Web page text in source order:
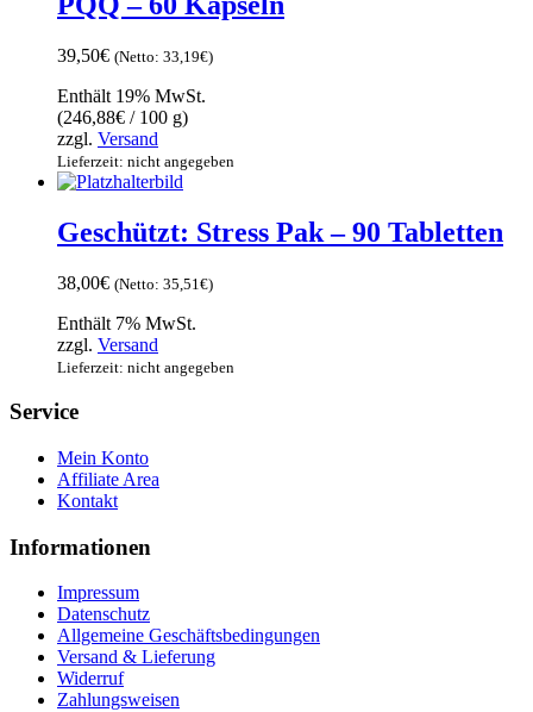
39,50€ (Netto: 33,19€)
Enthält 19% MwSt.
(246,88€ / 100 g)
zzgl. Versand
Lieferzeit: nicht angegeben
Geschützt: Stress Pak – 90 Tabletten
38,00€ (Netto: 35,51 €)
Enthält 7% MwSt.
zzgl. Versand
Lieferzeit: nicht angegeben
Service
Mein Konto
Affiliate Area
Kontakt
Informationen
Impressum
Datenschutz
Allgemeine Geschäftsbedingungen
Versand & Lieferung
Widerruf
Zahlungsweisen